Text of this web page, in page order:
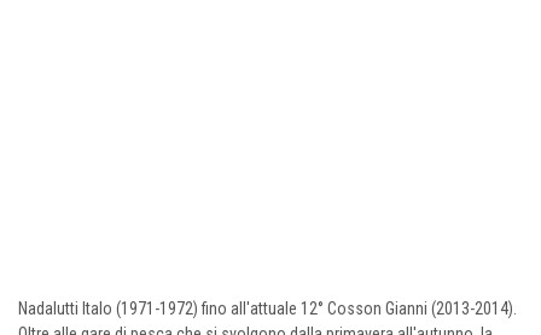
Nadalutti Italo (1971-1972) fino all'attuale 12° Cosson Gianni (2013-2014).